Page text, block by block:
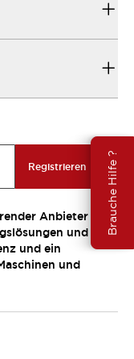
Brauche Hilfe ?
Registrieren
Anbieter
und
und ein
und